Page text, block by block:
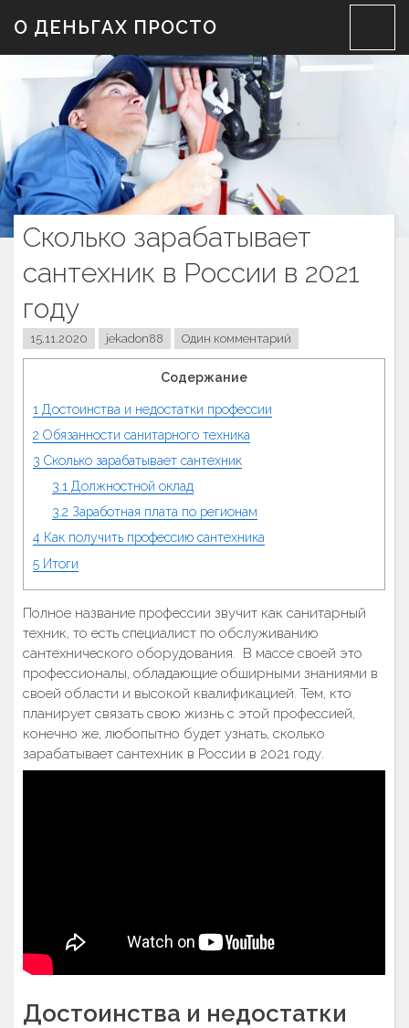
О ДЕНЬГАХ ПРОСТО
Сколько зарабатывает
сантехник в России в 2021
году
15.11.2020 jekadon88 Один комментарий
Содержание
1 Достоинства и недостатки профессии
2 Обязанности санитарного техника
3 Сколько зарабатывает сантехник
3.1 Должностной оклад
3.2 Заработная плата по регионам
4 Как получить профессию сантехника
5 Итоги
Полное название профессии звучит как санитарный
техник, то есть специалист по обслуживанию
сантехнического оборудования. В массе своей это
профессионалы, обладающие обширными знаниями в
своей области и высокой квалификацией. Тем, кто
планирует связать свою жизнь с этой профессией,
конечно же, любопытно будет узнать, сколько
зарабатывает сантехник в России в 2021 году.
Достоинства и недостатки